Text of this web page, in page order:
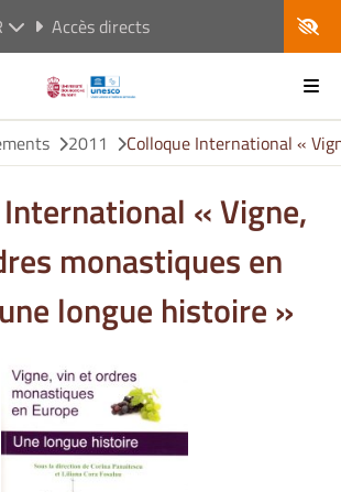
Accès directs
2011 Colloque International «
« Vigne,
monastiques en
longue histoire »